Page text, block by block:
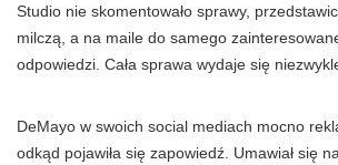
Studio nie skomentowało sprawy,
milczą, a na maile do samego
odpowiedzi. Cała sprawa wydaje się
DeMayo w swoich social mediach mocno
odkąd pojawiła się zapowiedź. Umawiał się